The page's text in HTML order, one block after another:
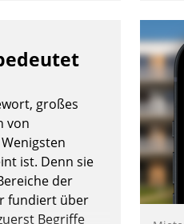
Datatrain.
großes
von
ist. Denn sie
der
fundiert über
Begriffe